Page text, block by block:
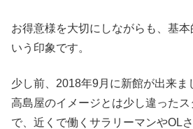
お得意様を大切にしながらも、基
いう印象です。
少し前、2018年9月に新館が出来ま
高島屋のイメージとは少し違った
で、近くで働くサラリーマンやOL